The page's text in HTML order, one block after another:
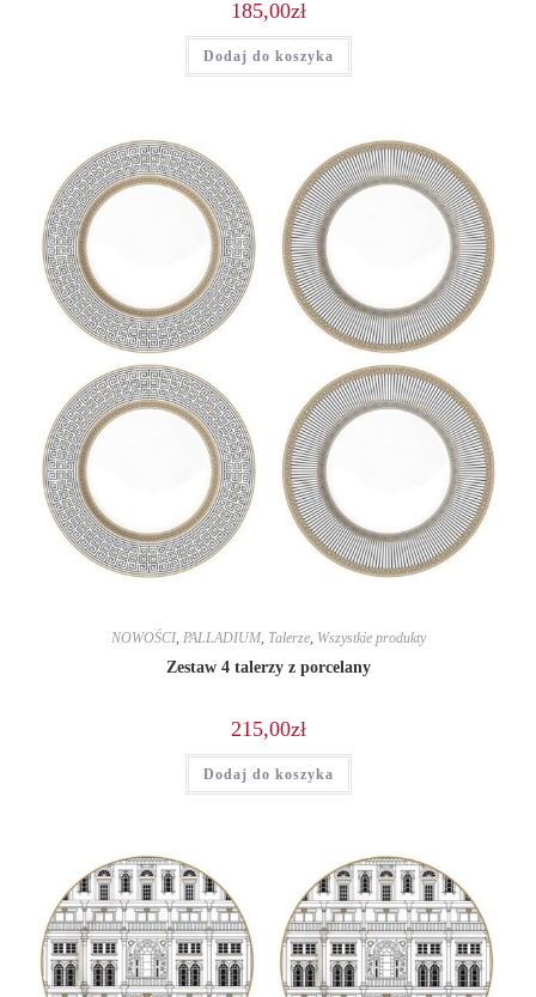
185,00zł
Dodaj do koszyka
NOWOŚCI, PALLADIUM, Talerze, Wszystkie produkty
Zestaw 4 talerzy z porcelany
215,00zł
Dodaj do koszyka